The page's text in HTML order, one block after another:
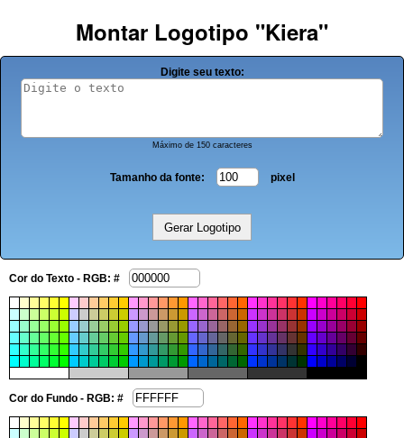
Montar Logotipo "Kiera"
Digite seu texto:
Máximo de 150 caracteres
Tamanho da fonte: pixel
Cor do Texto - RGB: #
Cor do Fundo - RGB: #